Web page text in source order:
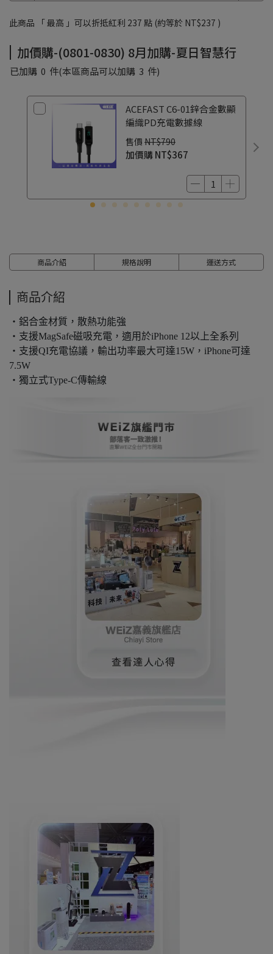
此商品 「 最高 」可以折抵紅利 237 點 (約等於 NT$237 )
加價購-(0801-0830) 8月加購-夏日智慧行
已加購 0 件(本區商品可以加購 3 件)
ACEFAST C6-01鋅合金數顯
編織PD充電數據線
售價 NT$790
加價購NT$367
商品介紹 規格說明 運送方式
商品介紹
・鋁合金材質，散熱功能強
・支援MagSafe磁吸充電，適用於iPhone 12以上全系列
・支援QI充電協議，輸出功率最大可達15W，iPhone可達
7.5W
・獨立式Type-C傳輸線